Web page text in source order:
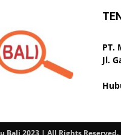
PT.
Jl.